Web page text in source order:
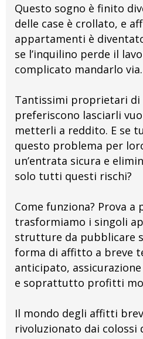
Questo sogno è finito
delle case è crollato, e
appartamenti è
se l’inquilino perde il
complicato mandarlo via.
Tantissimi proprietari
preferiscono lasciarli
metterli a reddito. E se
questo problema per
un’entrata sicura e
solo tutti questi rischi?
Come funziona? Prova a
trasformiamo i singoli
strutture da pubblicare
forma di affitto a breve
anticipato,
e soprattutto profitti
Il mondo degli affitti
rivoluzionato dai colossi